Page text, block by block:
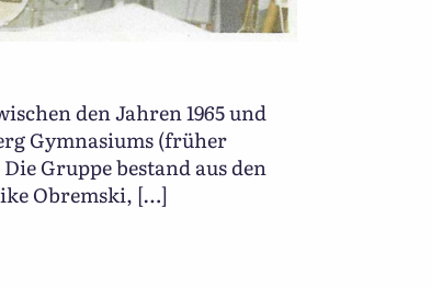
den Jahren 1965 und
Gymnasiums (früher
Gruppe bestand aus den
Obremski, […]